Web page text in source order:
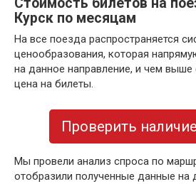
Курск по месяцам
На все поезда распространяется
ценообразования, которая
на данное направление, и чем
цена на билеты.
Проверить
Мы провели анализ спроса по
отобразили полученные данные на